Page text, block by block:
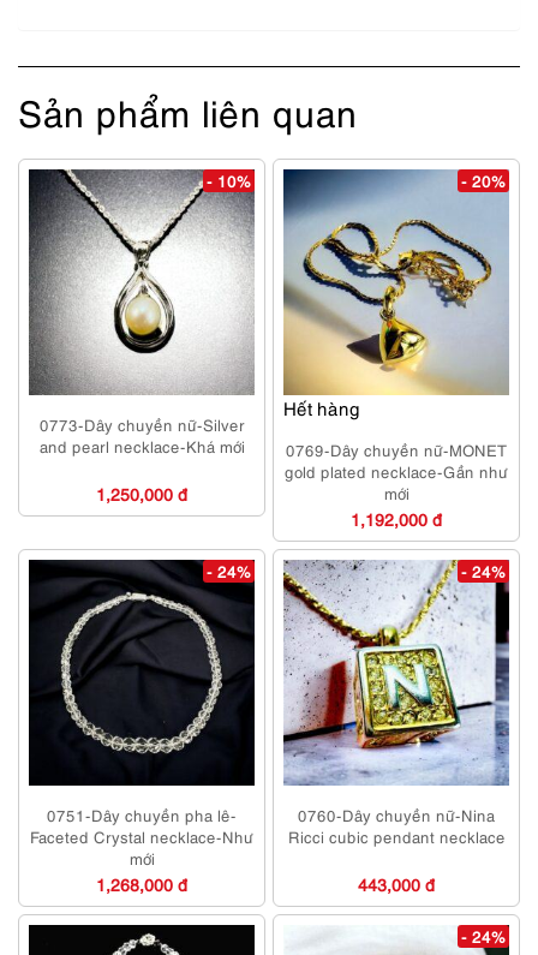
Sản phẩm liên quan
- 10%
0773-Dây chuyền nữ-Silver
and pearl necklace-Khá mới
1,250,000 đ
Hết hàng
- 20%
0769-Dây chuyền nữ-MONET
gold plated necklace-Gần như
mới
1,192,000 đ
- 24%
0751-Dây chuyền pha lê-
Faceted Crystal necklace-Như
mới
1,268,000 đ
- 24%
0760-Dây chuyền nữ-Nina
Ricci cubic pendant necklace
443,000 đ
- 24%